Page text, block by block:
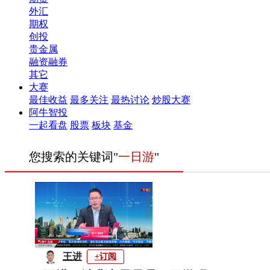
外汇
期权
创投
贵金属
融资融券
其它
大赛
最佳收益 最多关注 最热讨论 炒股大赛
阿牛智投
一起看盘 股票 板块 基金
您搜索的关键词"一日游"
王进 +订阅